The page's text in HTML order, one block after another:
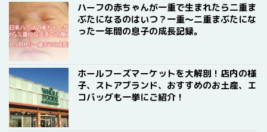
ハーフの赤ちゃんが一重で生まれたら二重ま
ぶたになるのはいつ？一重〜二重まぶたにな
った一年間の息子の成長記録。
ホールフーズマーケットを大解剖！店内の様
子、ストアブランド、おすすめのお土産、エ
コバッグも一挙にご紹介！